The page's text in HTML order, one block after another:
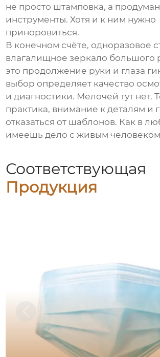
не просто штамповка, а
инструменты. Хотя и к ним нужно
приноровиться.
В конечном счёте, одноразовое
влагалищное зеркало большого
это продолжение руки и глаза
выбор определяет качество
и диагностики. Мелочей тут нет.
практика, внимание к деталям и
отказаться от шаблонов. Как в
имеешь дело с живым
Соответствующая
Продукция